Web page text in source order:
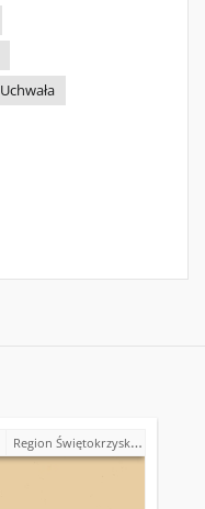
Uchwała
Region Świętokrzyski NSZZ "Solidarność". Delegatura Starachowice